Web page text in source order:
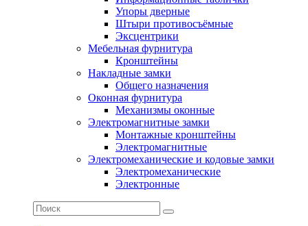
Упоры дверные
Штыри противосъёмные
Эксцентрики
Мебельная фурнитура
Кронштейны
Накладные замки
Общего назначения
Оконная фурнитура
Механизмы оконные
Электромагнитные замки
Монтажные кронштейны
Электромагнитные
Электромеханические и кодовые замки
Электромеханические
Электронные